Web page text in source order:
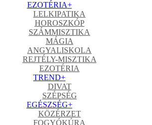
EZOTÉRIA+
LELKIPATIKA
HOROSZKÓP
SZÁMMISZTIKA
MÁGIA
ANGYALISKOLA
REJTÉLY-MISZTIKA
EZOTÉRIA
TREND+
DIVAT
SZÉPSÉG
EGÉSZSÉG+
KÖZÉRZET
FOGYÓKÚRA